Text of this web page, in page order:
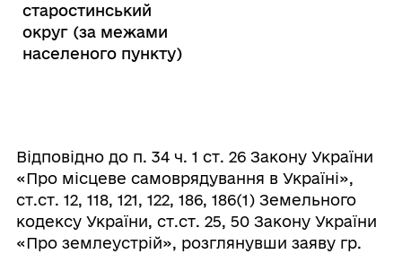
старостинський
округ (за межами
населеного пункту)
Відповідно до п. 34 ч. 1 ст. 26 Закону України
«Про місцеве самоврядування в Україні»,
ст.ст. 12, 118, 121, 122, 186, 186(1) Земельного
кодексу України, ст.ст. 25, 50 Закону України
«Про землеустрій», розглянувши заяву гр.